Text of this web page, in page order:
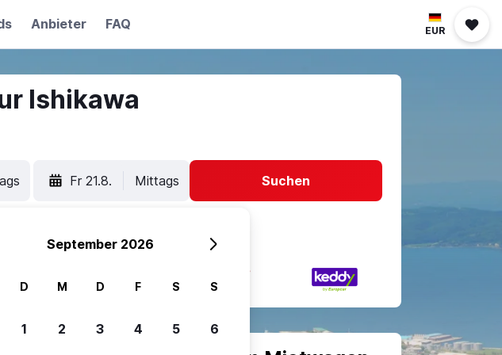
Anbieter FAQ EUR
Ishikawa
Fr 21.8. Mittags Suchen
September 2026
D M D F S S
1 2 3 4 5 6